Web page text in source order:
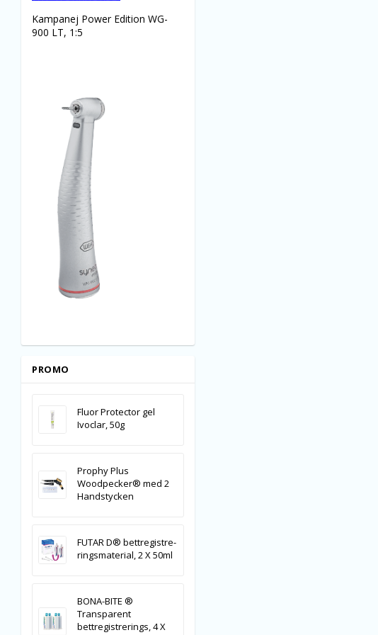
Kampanej Power Edition WG-
900 LT, 1:5
PROMO
Fluor Protector gel
Ivoclar, 50g
Prophy Plus
Woodpecker® med 2
Handstycken
FUTAR D® b­e­t­t­r­e­g­i­s­t­r­e­
r­i­n­g­s­m­a­t­e­r­i­a­l­, 2 X 50ml
BONA-BITE ®
Transparent
bettregistrerings, 4 X